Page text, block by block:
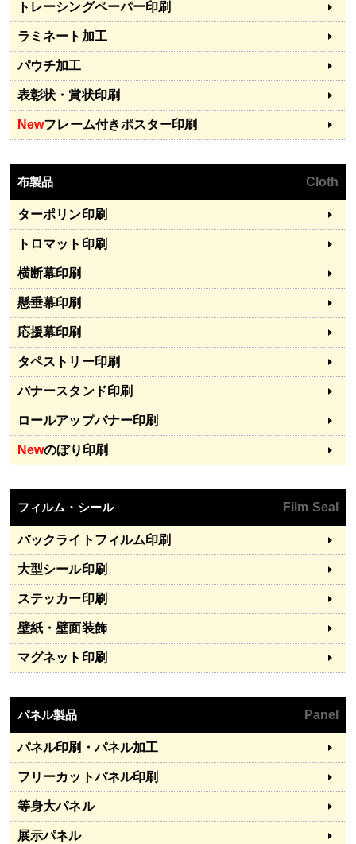
トレーシングペーパー印刷
ラミネート加工
パウチ加工
表彰状・賞状印刷
Newフレーム付きポスター印刷
布製品 Cloth
ターポリン印刷
トロマット印刷
横断幕印刷
懸垂幕印刷
応援幕印刷
タペストリー印刷
バナースタンド印刷
ロールアップバナー印刷
Newのぼり印刷
フィルム・シール Film Seal
バックライトフィルム印刷
大型シール印刷
ステッカー印刷
壁紙・壁面装飾
マグネット印刷
パネル製品 Panel
パネル印刷・パネル加工
フリーカットパネル印刷
等身大パネル
展示パネル